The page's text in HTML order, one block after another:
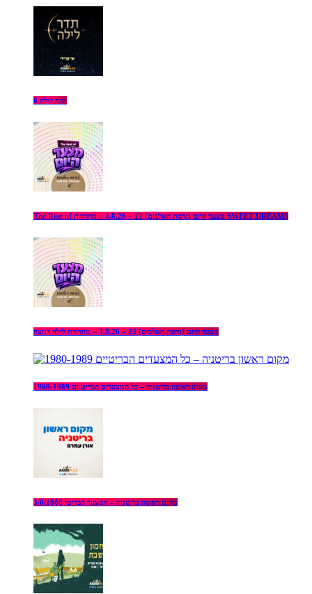
תדר לילה 6
The Rest of מצעד היום (גרסת האלבום) 22 – 4.8.26 – מהדורת SWEET DREAMS
מצעד היום (גרסת האלבום) 23 – 3.8.26 – מהדורת לילה רגועה
מקום ראשון בריטניה – כל המצעדים הבריטיים 1980-1989
מקום ראשון בריטניה – המצעד הבריטי 3/8/1988